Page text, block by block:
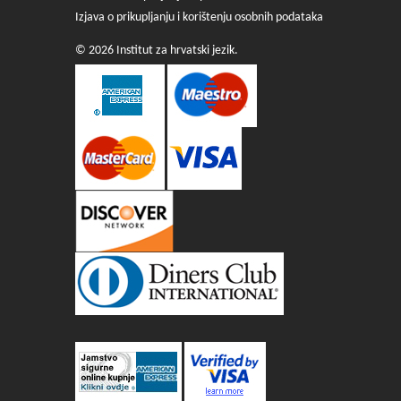
Izjava o prikupljanju i korištenju osobnih podataka
© 2026 Institut za hrvatski jezik.